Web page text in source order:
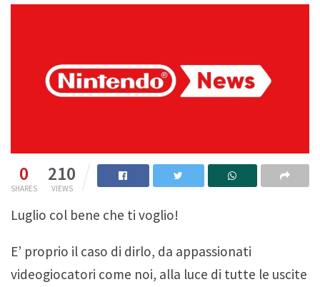
0
SHARES
210
VIEWS
Luglio col bene che ti voglio!
E’ proprio il caso di dirlo, da appassionati
videogiocatori come noi, alla luce di tutte le uscite